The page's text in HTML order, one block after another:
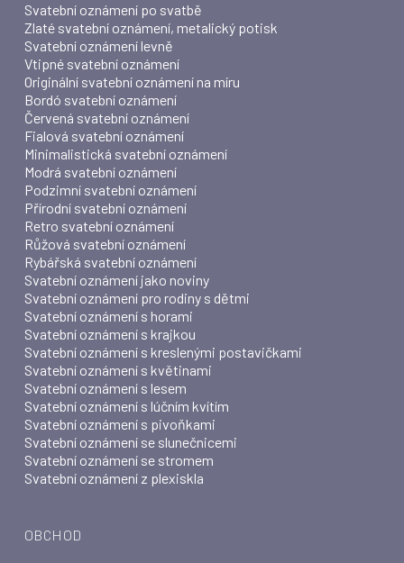
Svatební oznámení po svatbě
Zlaté svatební oznámení, metalický potisk
Svatební oznámení levně
Vtipné svatební oznámení
Originální svatební oznámení na míru
Bordó svatební oznámení
Červená svatební oznámení
Fialová svatební oznámení
Minimalistická svatební oznámení
Modrá svatební oznámení
Podzimní svatební oznámení
Přírodní svatební oznámení
Retro svatební oznámení
Růžová svatební oznámení
Rybářská svatební oznámení
Svatební oznámení jako noviny
Svatební oznámení pro rodiny s dětmi
Svatební oznámení s horami
Svatební oznámení s krajkou
Svatební oznámení s kreslenými postavičkami
Svatební oznámení s květinami
Svatební oznámení s lesem
Svatební oznámení s lúčním kvítím
Svatební oznámení s pivoňkami
Svatební oznámení se slunečnicemi
Svatební oznámení se stromem
Svatební oznámení z plexiskla
OBCHOD